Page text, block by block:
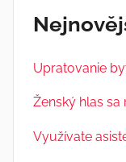
Upratovanie
Ženský hlas sa
Využívate